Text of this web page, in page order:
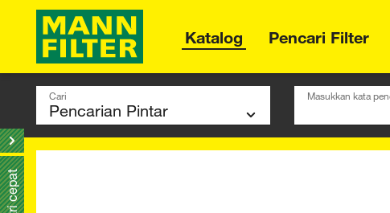
Katalog Pencari Filter
Cari Masukkan kata